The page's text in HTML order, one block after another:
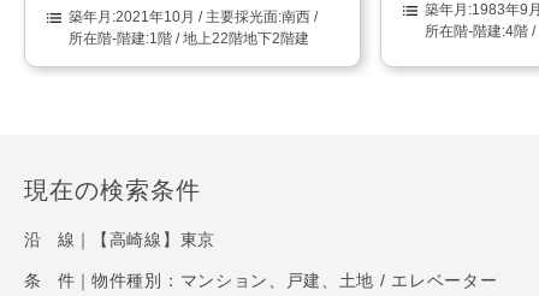
2021年10月
南西
1階 / 地上22階地下2階建
1983年9
4階 /
現在の検索条件
沿 線｜ 【高崎線】東京
条 件｜ 物件種別：マンション、戸建、土地 / エレベーター